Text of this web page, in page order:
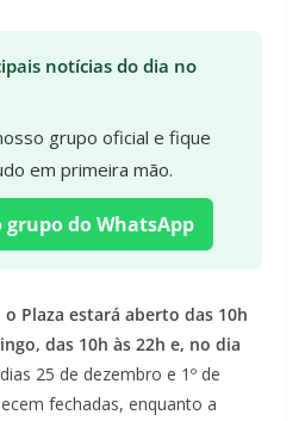
notícias do dia no
grupo oficial e fique
em primeira mão.
do WhatsApp
o Plaza estará aberto das 10h
das 10h às 22h e, no dia
25 de dezembro e 1º de
fechadas, enquanto a